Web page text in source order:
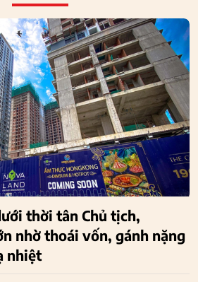
thời tân Chủ tịch,
nhờ thoái vốn, gánh nặng
nhiệt